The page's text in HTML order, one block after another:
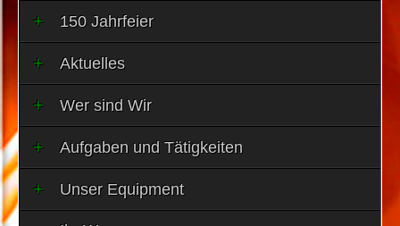
150 Jahrfeier
Aktuelles
Wer sind Wir
Aufgaben und Tätigkeiten
Unser Equipment